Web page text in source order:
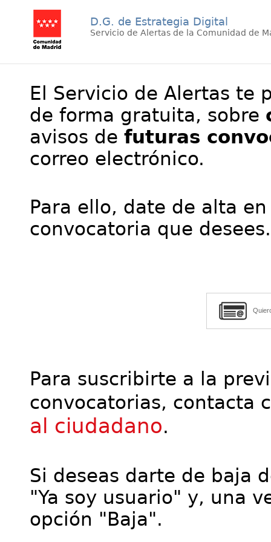
D.G. de Estrategia Digital
Servicio de Alertas de la Comunidad de
El Servicio de Alertas te
de forma gratuita, sobre
avisos de futuras
correo electrónico.
Para ello, date de alta
convocatoria que desees.
Para suscribirte a la
convocatorias, contacta
al ciudadano.
Si deseas darte de baja
"Ya soy usuario" y, una
opción "Baja".